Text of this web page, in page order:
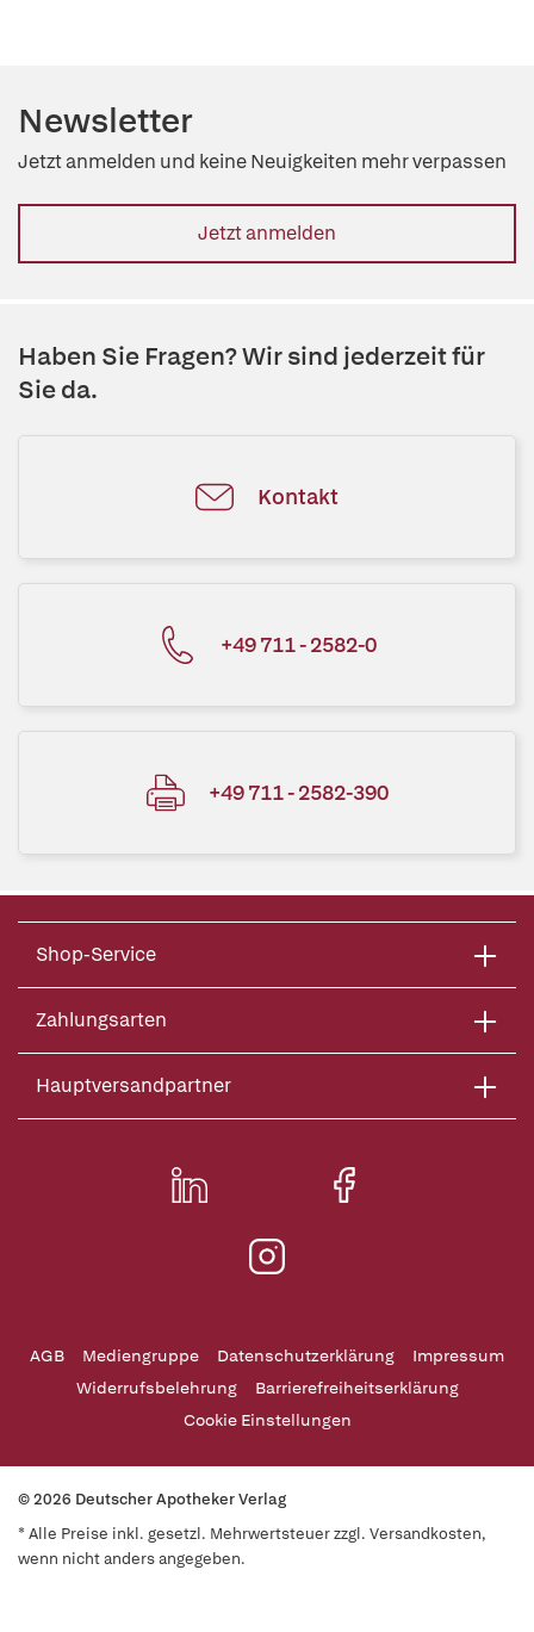
Newsletter
Jetzt anmelden und keine Neuigkeiten mehr verpassen
Jetzt anmelden
Haben Sie Fragen? Wir sind jederzeit für
Sie da.
Kontakt
+49 711 - 2582-0
+49 711 - 2582-390
Shop-Service
Zahlungsarten
Hauptversandpartner
AGB Mediengruppe Datenschutzerklärung
Impressum
Widerrufsbelehrung
Barrierefreiheitserklärung
Cookie Einstellungen
© 2026 Deutscher Apotheker Verlag
* Alle Preise inkl. gesetzl. Mehrwertsteuer zzgl. Versandkosten,
wenn nicht anders angegeben.